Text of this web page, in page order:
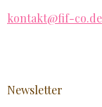
kontakt@fif-co.de
Newsletter